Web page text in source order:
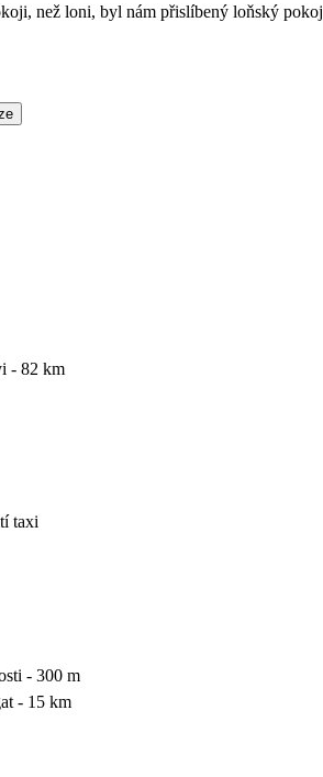
než loni, byl nám přislíbený loňský
- 82 km
taxi
- 300 m
- 15 km